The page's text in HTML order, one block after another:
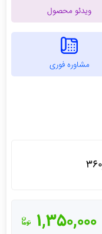
ویدئو محصول
مشاوره فوری
1,350,000